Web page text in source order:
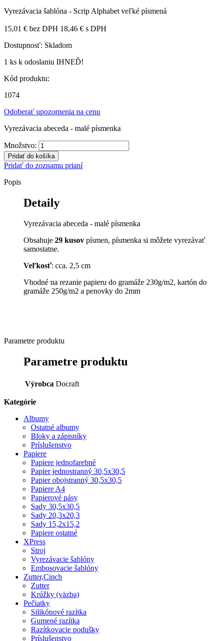
Vyrezávacia šablóna - Scrip Alphabet veľké písmená
15,01 € bez DPH 18,46 € s DPH
Dostupnosť: Skladom
1 ks k odoslaniu IHNEĎ!
Kód produktu:
1074
Odoberať upozornenia na cenu
Vyrezávacia abeceda - malé písmenka
Množstvo:
Pridať do košíka
Pridať do zoznamu prianí
Popis
Detaily
Vyrezávacia abeceda - malé písmenka
Obsahuje 29 kusov písmen, písmenka si môžete vyrezávať
samostatne.
Veľkosť: cca. 2,5 cm
Vhodné na rezanie papieru do gramáže 230g/m2, kartón do
gramáže 250g/m2 a penovky do 2mm
Parametre produktu
Parametre produktu
Výrobca Docraft
Kategórie
Albumy
Ostatné albumy
Bloky a zápisníky
Príslušenstvo
Papiere
Papiere jednofarebné
Papier jednostranný 30,5x30,5
Papier obojstranný 30,5x30,5
Papiere A4
Papierové pásy
Sady 30,5x30,5
Sady 20,3x20,3
Sady 15,2x15,2
Papiere ostatné
XPress
Stroj
Vyrezávacie šablóny
Embosovacie šablóny
Zutter,Cinch
Zutter
Krúžky (väzba)
Pečiatky
Silikónové razítka
Gumené razítka
Razítkovacie podušky
Príslušenstvo